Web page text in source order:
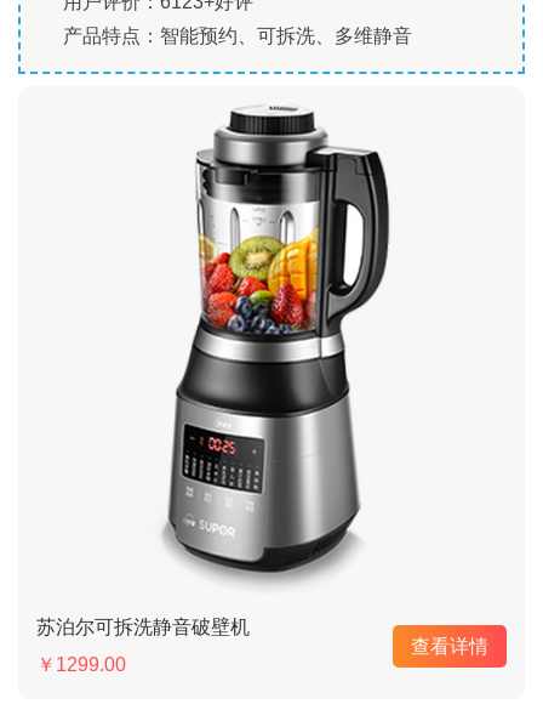
产品特点：智能预约、可拆洗、多维静音
苏泊尔可拆洗静音破壁机
￥1299.00
查看详情